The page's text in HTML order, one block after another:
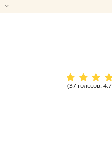
(37 голосов:4.7